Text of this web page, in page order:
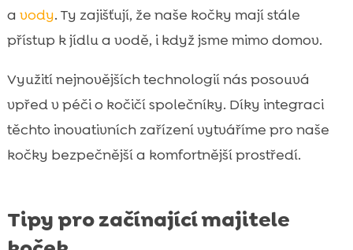
a vody. Ty zajišťují, že naše kočky mají stále
přístup k jídlu a vodě, i když jsme mimo domov.
Využití nejnovějších technologií nás posouvá
vpřed v péči o kočičí společníky. Díky integraci
těchto inovativních zařízení vytváříme pro naše
kočky bezpečnější a komfortnější prostředí.
Tipy pro začínající majitele